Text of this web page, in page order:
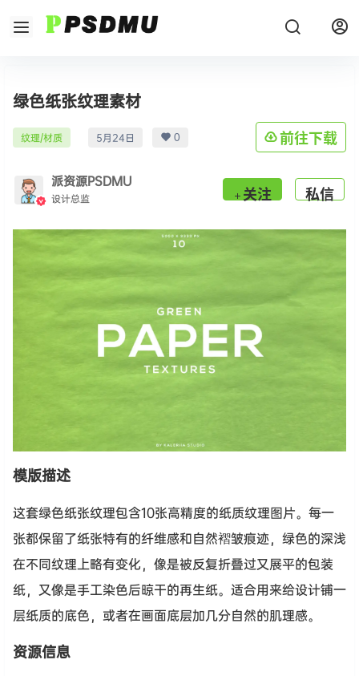
绿色纸张纹理素材
纹理/材质 5月24日 0 前往下载
派资源PSDMU
设计总监 关注 私信
模版描述
这套绿色纸张纹理包含10张高精度的纸质纹理图片。每一
张都保留了纸张特有的纤维感和自然褶皱痕迹，绿色的深浅
在不同纹理上略有变化，像是被反复折叠过又展平的包装
纸，又像是手工染色后晾干的再生纸。适合用来给设计铺一
层纸质的底色，或者在画面底层加几分自然的肌理感。
资源信息